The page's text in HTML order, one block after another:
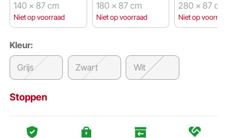
140 × 87 cm
Niet op voorraad
180 × 87 cm
Niet op voorraad
280 × 87 cm
Niet op
Kleur:
Grijs Zwart Wit
Stoppen